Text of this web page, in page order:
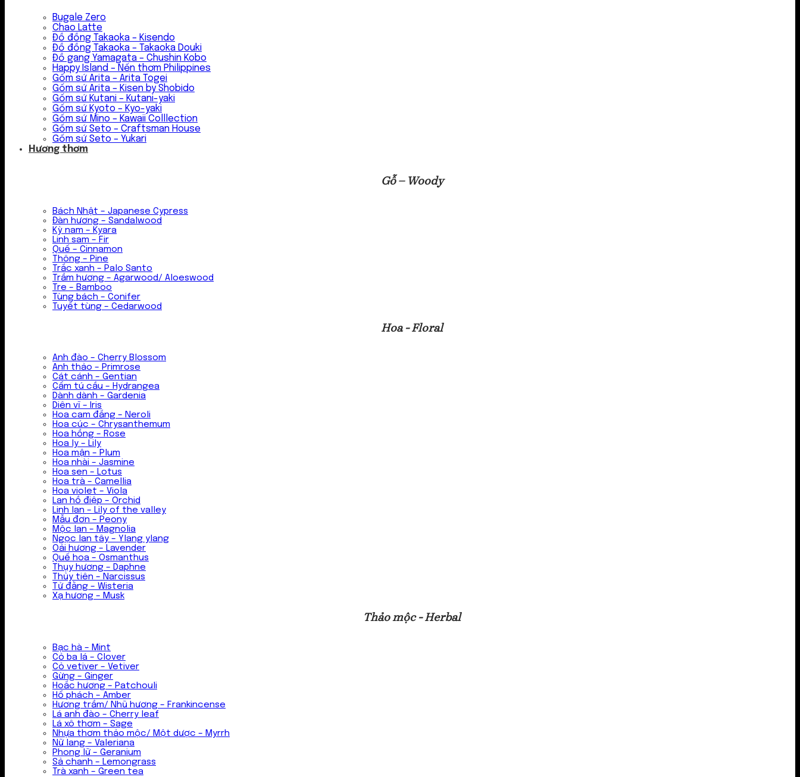
Bugale Zero
Chao Latte
Đồ đồng Takaoka – Kisendo
Đồ đồng Takaoka – Takaoka Douki
Đồ gang Yamagata – Chushin Kobo
Happy Island – Nến thơm Philippines
Gốm sứ Arita – Arita Togei
Gốm sứ Arita – Kisen by Shobido
Gốm sứ Kutani – Kutani-yaki
Gốm sứ Kyoto – Kyo-yaki
Gốm sứ Mino – Kawaii Colllection
Gốm sứ Seto – Craftsman House
Gốm sứ Seto – Yukari
Hương thơm
Gỗ – Woody
Bách Nhật – Japanese Cypress
Đàn hương – Sandalwood
Kỳ nam – Kyara
Linh sam – Fir
Quế – Cinnamon
Thông – Pine
Trắc xanh – Palo Santo
Trầm hương – Agarwood/ Aloeswood
Tre – Bamboo
Tùng bách – Conifer
Tuyết tùng – Cedarwood
Hoa - Floral
Anh đào – Cherry Blossom
Anh thảo – Primrose
Cát cánh – Gentian
Cẩm tú cầu – Hydrangea
Dành dành – Gardenia
Diên vĩ – Iris
Hoa cam đắng – Neroli
Hoa cúc – Chrysanthemum
Hoa hồng – Rose
Hoa ly – Lily
Hoa mận – Plum
Hoa nhài – Jasmine
Hoa sen – Lotus
Hoa trà – Camellia
Hoa violet – Viola
Lan hồ điệp – Orchid
Linh lan – Lily of the valley
Mẫu đơn – Peony
Mộc lan – Magnolia
Ngọc lan tây – Ylang ylang
Oải hương – Lavender
Quế hoa – Osmanthus
Thụy hương – Daphne
Thủy tiên – Narcissus
Tử đằng – Wisteria
Xạ hương – Musk
Thảo mộc - Herbal
Bạc hà – Mint
Cỏ ba lá – Clover
Cỏ vetiver – Vetiver
Gừng – Ginger
Hoắc hương – Patchouli
Hổ phách – Amber
Hương trầm/ Nhũ hương – Frankincense
Lá anh đào – Cherry leaf
Lá xô thơm – Sage
Nhựa thơm thảo mộc/ Một dược – Myrrh
Nữ lang – Valeriana
Phong lữ – Geranium
Sả chanh – Lemongrass
Trà xanh – Green tea